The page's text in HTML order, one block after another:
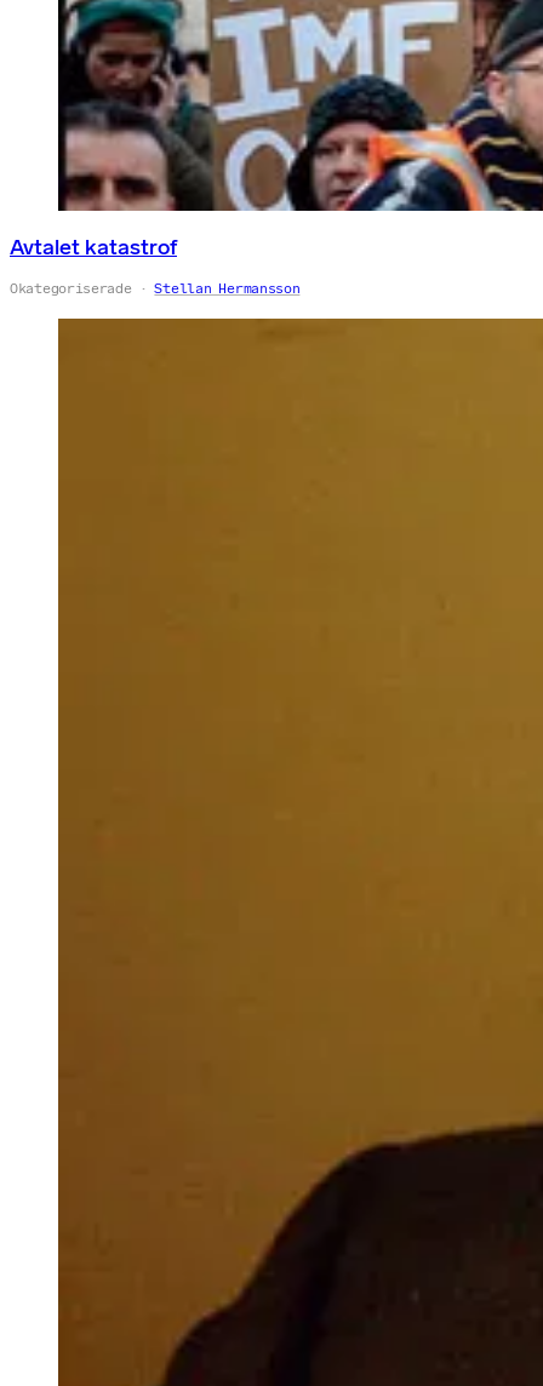
Avtalet katastrof
Okategoriserade Stellan Hermansson